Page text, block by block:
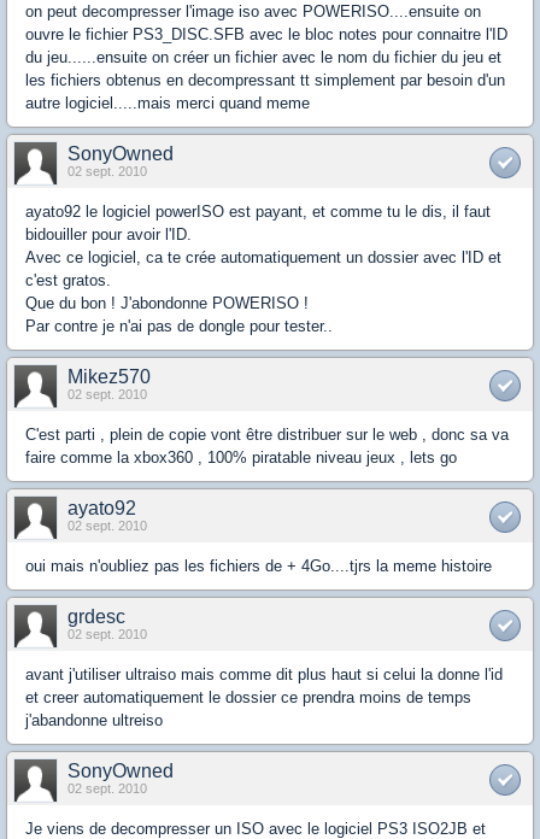
on peut decompresser l'image iso avec POWERISO....ensuite on
ouvre le fichier PS3_DISC.SFB avec le bloc notes pour connaitre l'ID
du jeu......ensuite on créer un fichier avec le nom du fichier du jeu et
les fichiers obtenus en decompressant tt simplement par besoin d'un
autre logiciel.....mais merci quand meme
SonyOwned
02 sept. 2010
ayato92 le logiciel powerISO est payant, et comme tu le dis, il faut
bidouiller pour avoir l'ID.
Avec ce logiciel, ca te crée automatiquement un dossier avec l'ID et
c'est gratos.
Que du bon ! J'abondonne POWERISO !
Par contre je n'ai pas de dongle pour tester..
Mikez570
02 sept. 2010
C'est parti , plein de copie vont être distribuer sur le web , donc sa va
faire comme la xbox360 , 100% piratable niveau jeux , lets go
ayato92
02 sept. 2010
oui mais n'oubliez pas les fichiers de + 4Go....tjrs la meme histoire
grdesc
02 sept. 2010
avant j'utiliser ultraiso mais comme dit plus haut si celui la donne l'id
et creer automatiquement le dossier ce prendra moins de temps
j'abandonne ultreiso
SonyOwned
02 sept. 2010
Je viens de decompresser un ISO avec le logiciel PS3 ISO2JB et